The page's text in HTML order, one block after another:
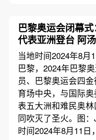
巴黎奥运会闭幕
代表亚洲登台 阿
递奥运旗帜
当地时间2024年8月
巴黎，2024年巴黎
员、巴黎奥运会四
育场中央，与国际
表五大洲和难民奥
同吹灭了圣火。图
时间2024年8月11